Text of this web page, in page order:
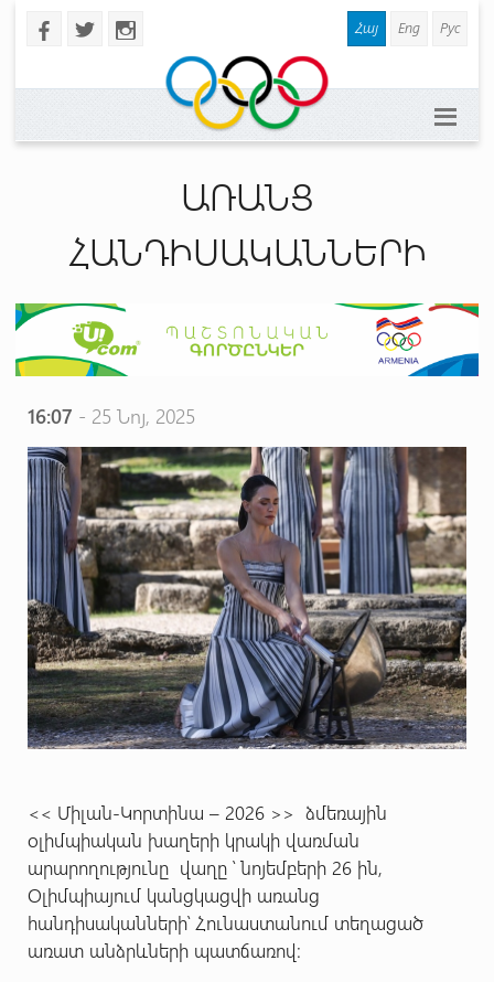
b a x Հայ Eng Рус
ԱՌԱՆՑ
ՀԱՆԴԻՍԱԿԱՆՆԵՐԻ
16:07 - 25 Նոյ, 2025
<< Միլան-Կորտինա – 2026 >> ձմեռային
օլիմպիական խաղերի կրակի վառման
արարողությունը վաղը ՝ նոյեմբերի 26 ին,
Օլիմպիայում կանցկացվի առանց
հանդիսականների՝ Հունաստանում տեղացած
առատ անձրևների պատճառով: